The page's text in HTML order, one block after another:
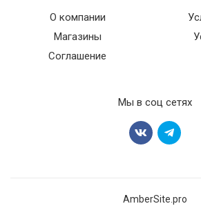
О компании
Магазины
Соглашение
Мы в соц сетях
AmberSite.pro